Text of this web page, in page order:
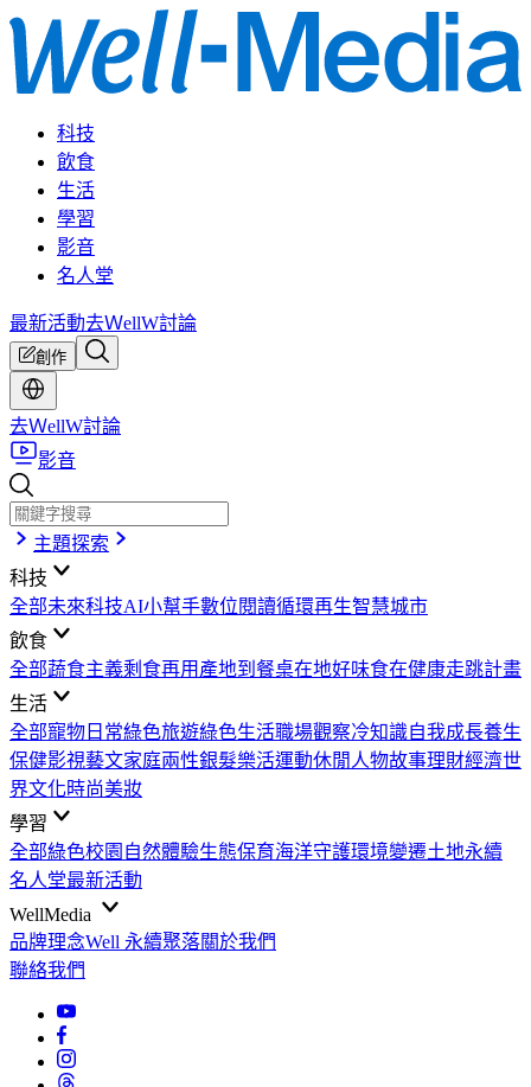
科技
飲食
生活
學習
影音
名人堂
最新活動去ＷellW討論
創作
去ＷellW討論
影音
主題探索
科技
全部未來科技AI小幫手數位閱讀循環再生智慧城市
飲食
全部蔬食主義剩食再用 產地到餐桌在地好味食在健康走跳計畫
生活
全部寵物日常綠色旅遊綠色生活職場觀察冷知識自我成長養生
保健影視藝文家庭兩性銀髮樂活運動休閒 人物故事理財經濟世
界文化時尚美妝
學習
全部綠色校園 自然體驗生態保育海洋守護環境變遷土地永續
名人堂最新活動
WellMedia
品牌理念Well 永續聚落關於我們
聯絡我們